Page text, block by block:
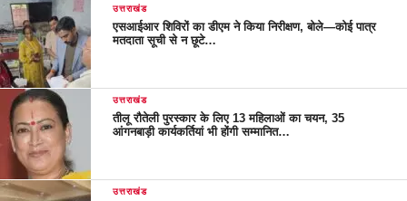
उत्तराखंड
एसआईआर शिविरों का डीएम ने किया निरीक्षण, बोले—कोई पात्र
मतदाता सूची से न छूटे…
उत्तराखंड
तीलू रौतेली पुरस्कार के लिए 13 महिलाओं का चयन, 35
आंगनबाड़ी कार्यकर्तियां भी होंगी सम्मानित…
उत्तराखंड